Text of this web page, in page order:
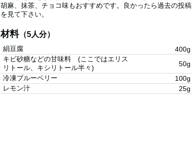
胡麻、抹茶、チョコ味もおすすめです。良かったら過去の投稿
を見て下さい。
材料（5人分）
絹豆腐
400g
キビ砂糖などの甘味料 (ここではエリス
リトール、キシリトール半々)
50g
冷凍ブルーベリー
100g
レモン汁
25g